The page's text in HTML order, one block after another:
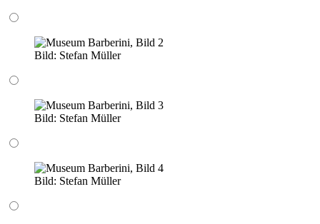
Bild: Stefan Müller
Bild: Stefan Müller
Bild: Stefan Müller